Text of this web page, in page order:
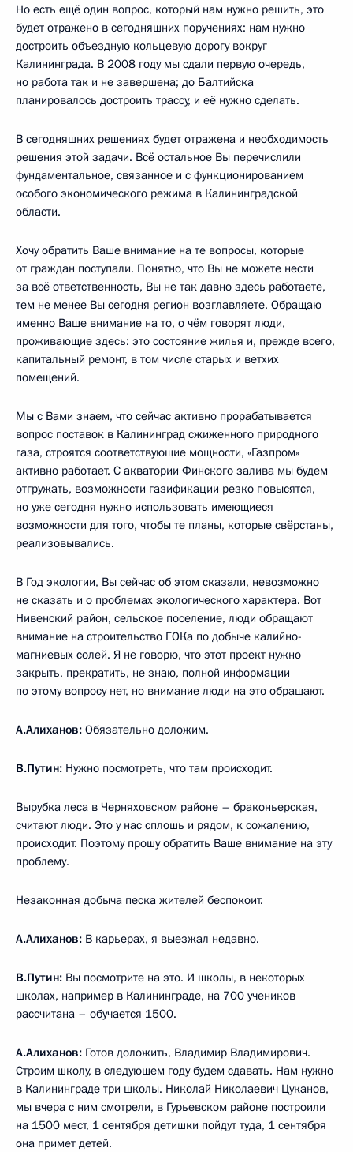
Но есть ещё один вопрос, который нам нужно решить, это
будет отражено в сегодняшних поручениях: нам нужно
достроить объездную кольцевую дорогу вокруг
Калининграда. В 2008 году мы сдали первую очередь,
но работа так и не завершена; до Балтийска
планировалось достроить трассу, и её нужно сделать.
В сегодняшних решениях будет отражена и необходимость
решения этой задачи. Всё остальное Вы перечислили
фундаментальное, связанное и с функционированием
особого экономического режима в Калининградской
области.
Хочу обратить Ваше внимание на те вопросы, которые
от граждан поступали. Понятно, что Вы не можете нести
за всё ответственность, Вы не так давно здесь работаете,
тем не менее Вы сегодня регион возглавляете. Обращаю
именно Ваше внимание на то, о чём говорят люди,
проживающие здесь: это состояние жилья и, прежде всего,
капитальный ремонт, в том числе старых и ветхих
помещений.
Мы с Вами знаем, что сейчас активно прорабатывается
вопрос поставок в Калининград сжиженного природного
газа, строятся соответствующие мощности, «Газпром»
активно работает. С акватории Финского залива мы будем
отгружать, возможности газификации резко повысятся,
но уже сегодня нужно использовать имеющиеся
возможности для того, чтобы те планы, которые свёрстаны,
реализовывались.
В Год экологии, Вы сейчас об этом сказали, невозможно
не сказать и о проблемах экологического характера. Вот
Нивенский район, сельское поселение, люди обращают
внимание на строительство ГОКа по добыче калийно-
магниевых солей. Я не говорю, что этот проект нужно
закрыть, прекратить, не знаю, полной информации
по этому вопросу нет, но внимание люди на это обращают.
А.Алиханов: Обязательно доложим.
В.Путин: Нужно посмотреть, что там происходит.
Вырубка леса в Черняховском районе – браконьерская,
считают люди. Это у нас сплошь и рядом, к сожалению,
происходит. Поэтому прошу обратить Ваше внимание на эту
проблему.
Незаконная добыча песка жителей беспокоит.
А.Алиханов: В карьерах, я выезжал недавно.
В.Путин: Вы посмотрите на это. И школы, в некоторых
школах, например в Калининграде, на 700 учеников
рассчитана – обучается 1500.
А.Алиханов: Готов доложить, Владимир Владимирович.
Строим школу, в следующем году будем сдавать. Нам нужно
в Калининграде три школы. Николай Николаевич Цуканов,
мы вчера с ним смотрели, в Гурьевском районе построили
на 1500 мест, 1 сентября детишки пойдут туда, 1 сентября
она примет детей.